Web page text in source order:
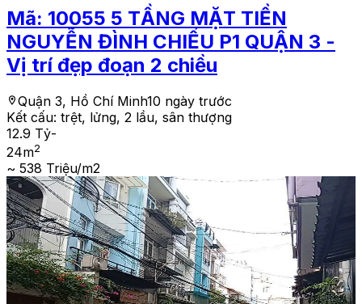
Mã: 10055 5 TẦNG MẶT TIỀN
NGUYỄN ĐÌNH CHIỂU P1 QUẬN 3 -
Vị trí đẹp đoạn 2 chiều
Quận 3, Hồ Chí Minh10 ngày trước
Kết cấu: trệt, lửng, 2 lầu, sân thượng
12.9 Tỷ-
24m2
~ 538 Triệu/m2